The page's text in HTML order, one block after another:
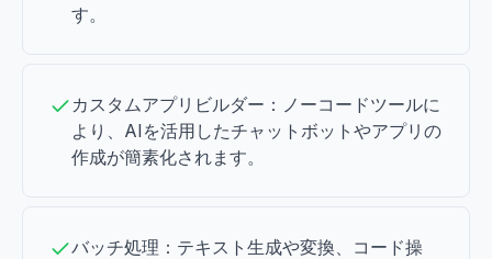
す。
カスタムアプリビルダー：ノーコードツールに
より、AIを活用したチャットボットやアプリの
作成が簡素化されます。
バッチ処理：テキスト生成や変換、コード操